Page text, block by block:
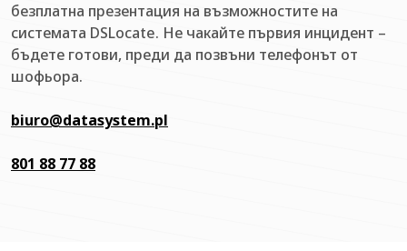
безплатна презентация на възможностите на
системата DSLocate. Не чакайте първия инцидент –
бъдете готови, преди да позвъни телефонът от
шофьора.
biuro@datasystem.pl
801 88 77 88